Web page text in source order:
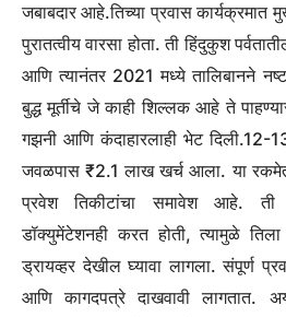
जबाबदार आहे.तिच्या प्रवास कार्यक्रमात
पुरातत्वीय वारसा होता. ती हिंदुकुश
आणि त्यानंतर 2021 मध्ये तालिबानने
बुद्ध मूर्तीचे जे काही शिल्लक आहे ते
गझनी आणि कंदाहारलाही भेट दिली.12-
जवळपास ₹2.1 लाख खर्च आला. या
प्रवेश तिकीटांचा समावेश आहे.ती
डॉक्युमेंटेशनही करत होती, त्यामुळे
ड्रायव्हर देखील घ्यावा लागला. संपूर्ण
आणि कागदपत्रे दाखवावी लागतात.